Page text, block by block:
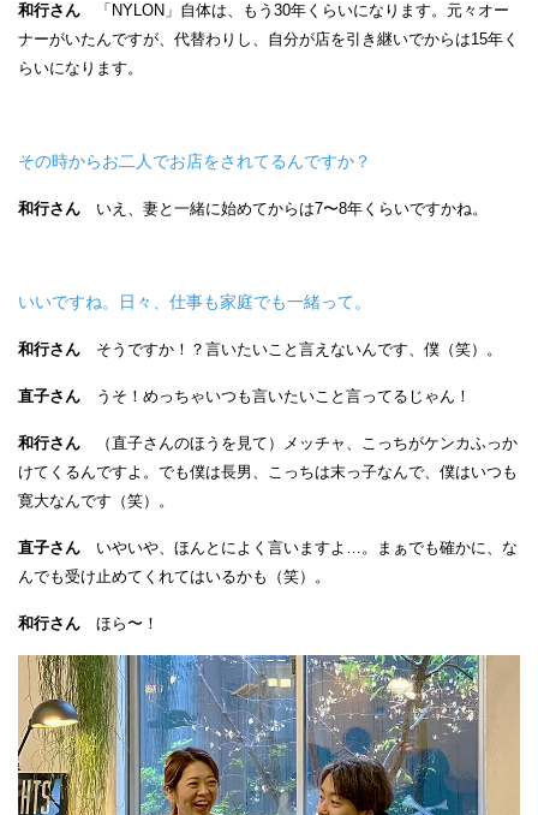
和行さん
「NYLON」自体は、もう30年くらいになります。元々オー
ナーがいたんですが、代替わりし、自分が店を引き継いでからは15年く
らいになります。
その時からお二人でお店をされてるんですか？
和行さん いえ、妻と一緒に始めてからは7〜8年くらいですかね。
いいですね。日々、仕事も家庭でも一緒って。
和行さん そうですか！？言いたいこと言えないんです、僕（笑）。
直子さん うそ！めっちゃいつも言いたいこと言ってるじゃん！
和行さん （直子さんのほうを見て）メッチャ、こっちがケンカふっか
けてくるんですよ。でも僕は長男、こっちは末っ子なんで、僕はいつも
寛大なんです（笑）。
直子さん いやいや、ほんとによく言いますよ…。まぁでも確かに、な
んでも受け止めてくれてはいるかも（笑）。
和行さん ほら〜！